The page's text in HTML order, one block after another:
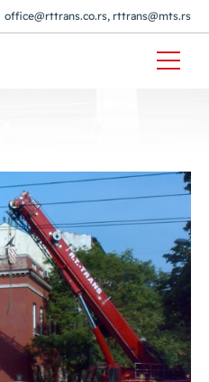
office@rttrans.co.rs, rttrans@mts.rs